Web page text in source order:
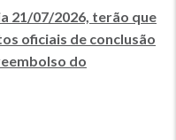
21/07/2026, terão que
oficiais de conclusão
do